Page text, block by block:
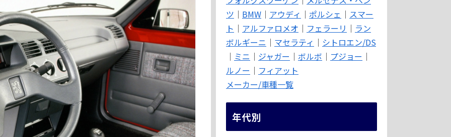
ツ ｜ BMW ｜ アウディ ｜ ポルシェ ｜ スマー
ト ｜ アルファロメオ ｜ フェラーリ ｜ ラン
ボルギーニ ｜ マセラティ ｜ シトロエン/DS
｜ ミニ ｜ ジャガー ｜ ボルボ ｜ プジョー ｜
ルノー ｜ フィアット
メーカー/車種一覧
年代別